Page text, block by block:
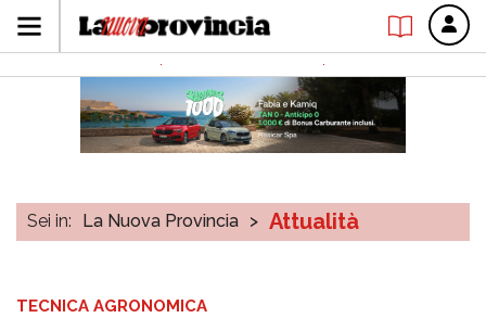
Sei in: La Nuova Provincia > Attualità
TECNICA AGRONOMICA